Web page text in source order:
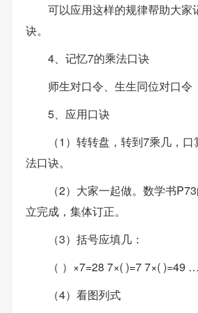
可以应用这样的规律帮助大家
诀。
4、记忆7的乘法口诀
师生对口令、生生同位对口令
5、应用口诀
（1）转转盘，转到7乘几，
法口诀。
（2）大家一起做。数学书
立完成，集体订正。
（3）括号应填几：
（ ）×7=28 7×( )=7 7×( )=49
（4）看图列式